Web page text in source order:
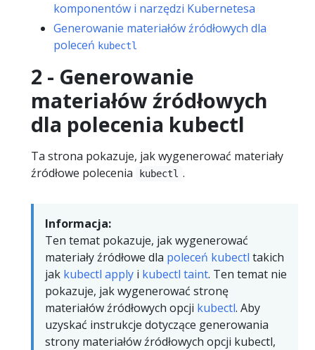
komponentów i narzędzi Kubernetesa
Generowanie materiałów źródłowych dla
poleceń kubectl
2 - Generowanie
materiałów źródłowych
dla polecenia kubectl
Ta strona pokazuje, jak wygenerować materiały
źródłowe polecenia
kubectl .
Informacja:
Ten temat pokazuje, jak wygenerować
materiały źródłowe dla poleceń kubectl takich
jak kubectl apply i kubectl taint. Ten temat nie
pokazuje, jak wygenerować stronę
materiałów źródłowych opcji kubectl. Aby
uzyskać instrukcje dotyczące generowania
strony materiałów źródłowych opcji kubectl,